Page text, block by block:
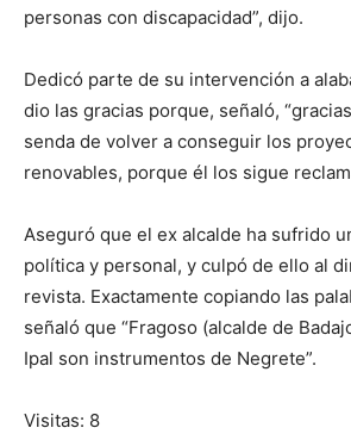
personas con discapacidad”, dijo.
Dedicó parte de su intervención a
dio las gracias porque, señaló,
senda de volver a conseguir los
renovables, porque él los sigue
Aseguró que el ex alcalde ha sufrido
política y personal, y culpó de ello al
revista. Exactamente copiando las
señaló que “Fragoso (alcalde de
Ipal son instrumentos de Negrete”.
Visitas: 8